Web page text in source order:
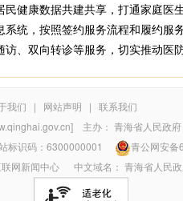
健康数据共建共享，打通家庭
统，按照签约服务流程和履约服
、双向转诊等服务，切实推动医
我们 | 网站声明 | 联系我们
主办： 青海省人民政府
识码：6300000001
青公网安
网新闻中心中文域名： 青海省人民